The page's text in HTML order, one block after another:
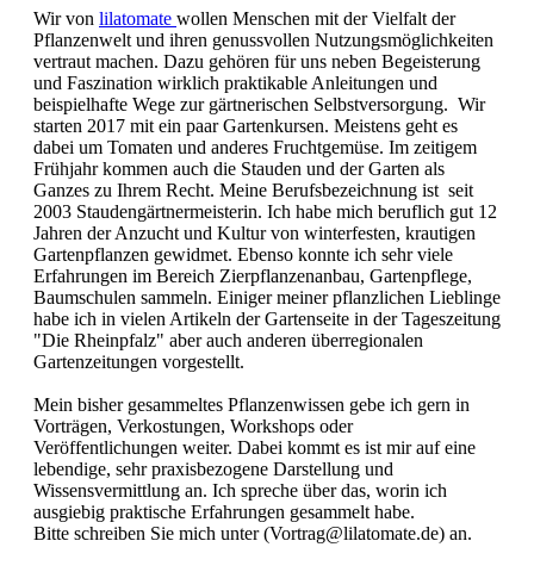
Wir von lilatomate wollen Menschen mit der Vielfalt der
Pflanzenwelt und ihren genussvollen Nutzungsmöglichkeiten
vertraut machen. Dazu gehören für uns neben Begeisterung
und Faszination wirklich praktikable Anleitungen und
beispielhafte Wege zur gärtnerischen Selbstversorgung. Wir
starten 2017 mit ein paar Gartenkursen. Meistens geht es
dabei um Tomaten und anderes Fruchtgemüse. Im zeitigem
Frühjahr kommen auch die Stauden und der Garten als
Ganzes zu Ihrem Recht. Meine Berufsbezeichnung ist seit
2003 Staudengärtnermeisterin. Ich habe mich beruflich gut 12
Jahren der Anzucht und Kultur von winterfesten, krautigen
Gartenpflanzen gewidmet. Ebenso konnte ich sehr viele
Erfahrungen im Bereich Zierpflanzenanbau, Gartenpflege,
Baumschulen sammeln. Einiger meiner pflanzlichen Lieblinge
habe ich in vielen Artikeln der Gartenseite in der Tageszeitung
"Die Rheinpfalz" aber auch anderen überregionalen
Gartenzeitungen vorgestellt.
Mein bisher gesammeltes Pflanzenwissen gebe ich gern in
Vorträgen, Verkostungen, Workshops oder
Veröffentlichungen weiter. Dabei kommt es ist mir auf eine
lebendige, sehr praxisbezogene Darstellung und
Wissensvermittlung an. Ich spreche über das, worin ich
ausgiebig praktische Erfahrungen gesammelt habe.
Bitte schreiben Sie mich unter (Vortrag@lilatomate.de) an.